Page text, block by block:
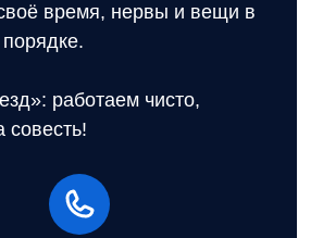
время, нервы и вещи в
работаем чисто,
совесть!